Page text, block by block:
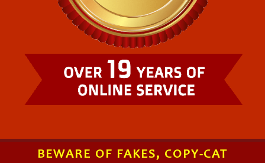
BEWARE OF FAKES, COPY-CAT